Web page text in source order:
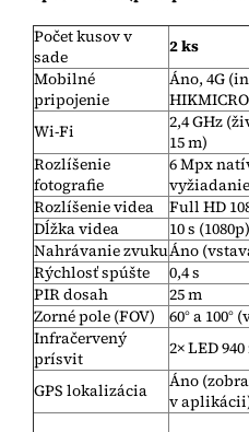
Počet kusov v
sade
2 ks
Mobilné
pripojenie
Áno, 4G
Wi-Fi
2,4 GHz
15 m)
Rozlíšenie
fotografie
6 Mpx
vyžiadanie
Rozlíšenie videa
Full HD
Dĺžka videa
10 s
Nahrávanie zvukuÁno
Rýchlosť spúšte
0,4 s
PIR dosah
25 m
Zorné pole (FOV)
60° a
Infračervený
prísvit
2× LED
GPS lokalizácia
Áno
v